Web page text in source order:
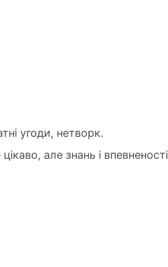
угоди, нетворк.
але знань і впевненості